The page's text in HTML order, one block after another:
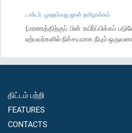
டாக்டர். முஹம்மது ஜான் தமிழாக்கம்
(மரணத்திற்குப் பின்
ஏற்பவர்களில் நிச்சயமாக நீயும்
திட்டம் பற்றி
FEATURES
CONTACTS